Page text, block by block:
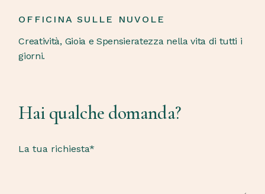
OFFICINA SULLE NUVOLE
Creatività, Gioia e Spensieratezza nella vita di tutti i
giorni.
Hai qualche domanda?